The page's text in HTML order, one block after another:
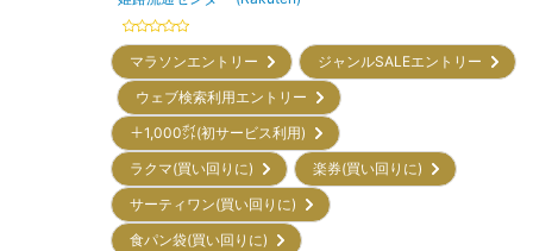
マラソンエントリー
ジャンルSALEエントリー
ウェブ検索利用エントリー
＋1,000㌽(初サービス利用)
ラクマ(買い回りに)
楽券(買い回りに)
サーティワン(買い回りに)
食パン袋(買い回りに)